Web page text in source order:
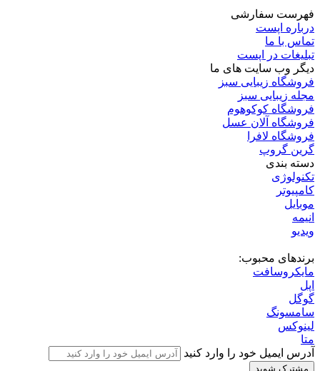
تبلت‌های لینوکسی بیشتر
2 هفته پیش
درباره اپست
اپست | اخبار فناوری، موبایل، لپ‌تاپ و تکنولوژی روز
اپست (Appest) رسانه تخصصی اخبار و آموزش فناوری اطلاعات؛
جدیدترین اخبار موبایل، لپ‌تاپ، کامپیوتر، نرم‌افزارها، هوش
مصنوعی و گجت‌های روز دنیا.
فهرست سفارشی
درباره اپست
تماس با ما
تبلیغات در اپست
دیگر وب سایت های ما
فروشگاه زیبایی سبز
مجله زیبایی سبز
فروشگاه کوکوهوم
فروشگاه آلان عسل
فروشگاه لافرا
گرین گروپ
دسته بندی
تکنولوژی
کامپیوتر